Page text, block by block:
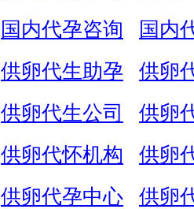
国内代孕咨询
国内
供卵代生助孕
供卵
供卵代生公司
供卵
供卵代怀机构
供卵
供卵代孕中心
供卵